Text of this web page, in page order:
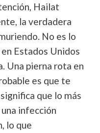
Hailat
la verdadera
No es lo
Estados Unidos
Una pierna rota en
es que te
que lo más
infección
lo que